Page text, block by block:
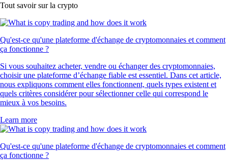
Tout savoir sur la crypto
Qu'est-ce qu'une plateforme d'échange de cryptomonnaies et comment
ça fonctionne ?
Si vous souhaitez acheter, vendre ou échanger des cryptomonnaies,
choisir une plateforme d’échange fiable est essentiel. Dans cet article,
nous expliquons comment elles fonctionnent, quels types existent et
quels critères considérer pour sélectionner celle qui correspond le
mieux à vos besoins.
Learn more
Qu'est-ce qu'une plateforme d'échange de cryptomonnaies et comment
ça fonctionne ?